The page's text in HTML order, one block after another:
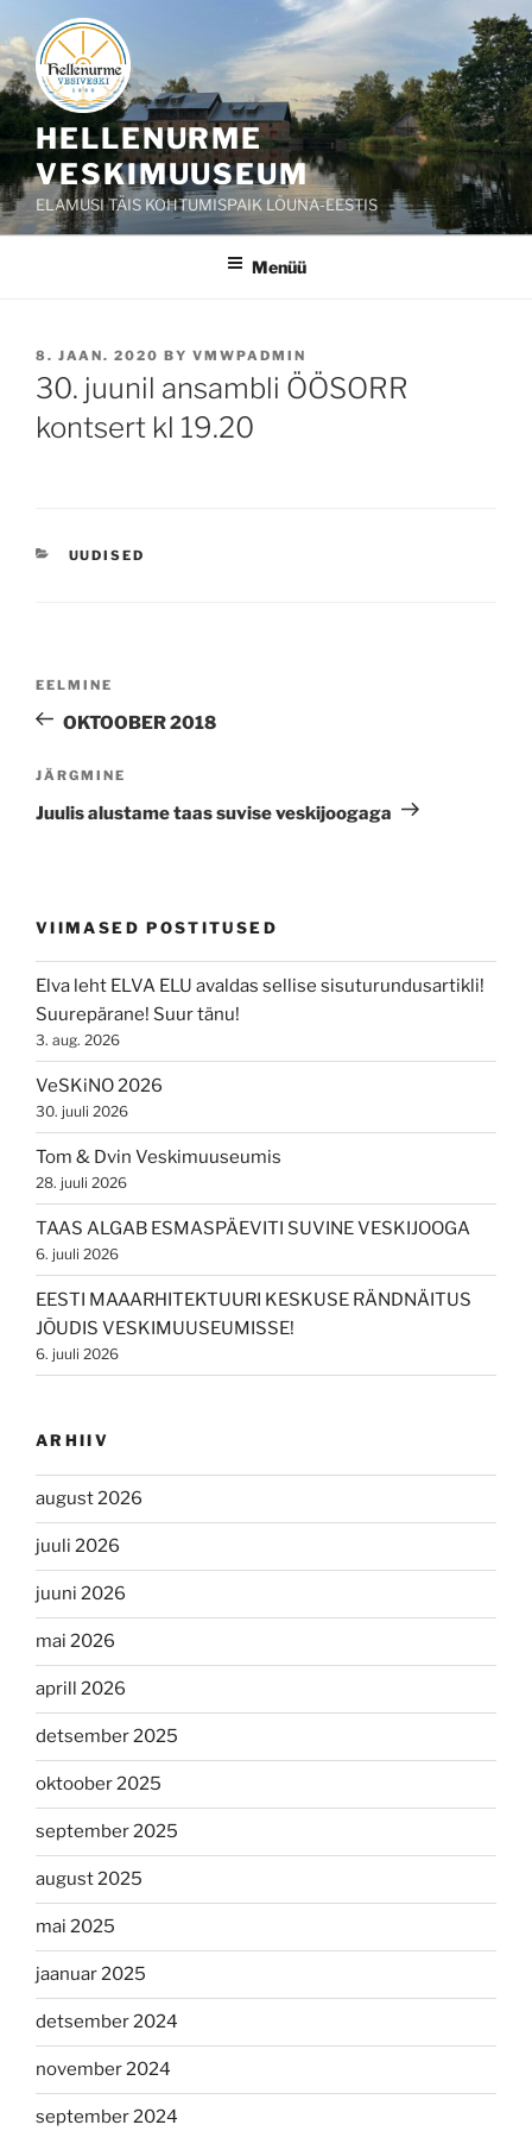
sisu
juurde
HELLENURME
VESKIMUUSEUM
ELAMUSI TÄIS KOHTUMISPAIK LÕUNA-EESTIS
Menüü
POSTED
ON
8. JAAN. 2020 BY VMWPADMIN
30. juunil ansambli ÖÖSORR
kontsert kl 19.20
CATEGORIES
UUDISED
Previous
Post
EELMINE
OKTOOBER 2018
Next
Post
JÄRGMINE
Juulis alustame taas suvise veskijoogaga
VIIMASED POSTITUSED
Elva leht ELVA ELU avaldas sellise sisuturundusartikli!
Suurepärane! Suur tänu!
3. aug. 2026
VeSKiNO 2026
30. juuli 2026
Tom & Dvin Veskimuuseumis
28. juuli 2026
TAAS ALGAB ESMASPÄEVITI SUVINE VESKIJOOGA
6. juuli 2026
EESTI MAAARHITEKTUURI KESKUSE RÄNDNÄITUS
JÕUDIS VESKIMUUSEUMISSE!
6. juuli 2026
ARHIIV
august 2026
juuli 2026
juuni 2026
mai 2026
aprill 2026
detsember 2025
oktoober 2025
september 2025
august 2025
mai 2025
jaanuar 2025
detsember 2024
november 2024
september 2024